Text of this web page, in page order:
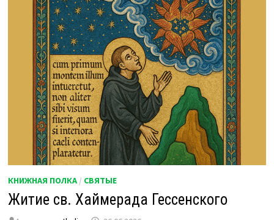
КНИЖНАЯ ПОЛКА / СВЯТЫЕ
Житие св. Хаймерада Гессенского